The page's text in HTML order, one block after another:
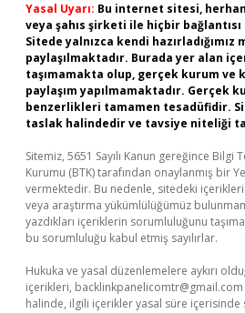
Yasal Uyarı: Bu internet sitesi,
veya şahıs şirketi ile hiçbir
Sitede yalnızca kendi hazırladığımız
paylaşılmaktadır. Burada yer alan
taşımamakta olup, gerçek kurum ve
paylaşım yapılmamaktadır. Gerçek
benzerlikleri tamamen tesadüfidir.
taslak halindedir ve tavsiye niteliği
Sitemiz, 5651 Sayılı Kanun gereğince Bilgi
Kurumu (BTK) tarafından onaylanmış bir
vermektedir. Bu nedenle, sitedeki
veya araştırma yükümlülüğümüz
yazdıkları içeriklerin sorumluluğunu
bu sorumluluğu kabul etmiş sayılırlar.
Hukuka ve yasal düzenlemelere aykırı
içerikleri, backlinkpanelicomtr@gmail.com
halinde, ilgili içerikler yasal süre içerisinde